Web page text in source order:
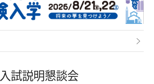
入試説明懇談会